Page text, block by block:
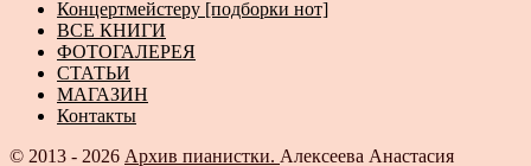
Концертмейстеру [подборки нот]
ВСЕ КНИГИ
ФОТОГАЛЕРЕЯ
СТАТЬИ
МАГАЗИН
Контакты
© 2013 - 2026 Архив пианистки. Алексеева Анастасия